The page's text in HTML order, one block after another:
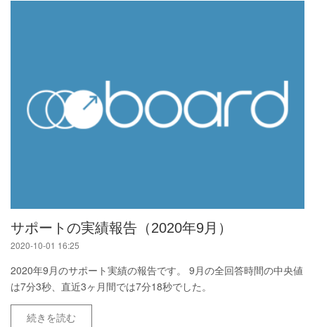
サポートの実績報告（2020年9月）
2020-10-01 16:25
2020年9月のサポート実績の報告です。 9月の全回答時間の中央値
は7分3秒、直近3ヶ月間では7分18秒でした。
続きを読む